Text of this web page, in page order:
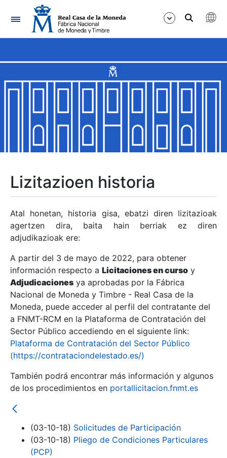
Nabigazioa
Erakutsi/Ezkutatu
Erakutsi/Ezkutatu
Erakutsi/Ezkutatu
Erakutsi/Ezkutatu
Erakutsi/Ezkutatu
Erakutsi/Ezkutatu
Erakutsi/Ezkutatu
Erakutsi/Ezkutatu
Lizitazioen historia
Atal honetan, historia gisa, ebatzi diren lizitazioak
agertzen dira, baita hain berriak ez diren
adjudikazioak ere:
A partir del 3 de mayo de 2022, para obtener
información respecto a Licitaciones en curso y
Adjudicaciones ya aprobadas por la Fábrica
Nacional de Moneda y Timbre - Real Casa de la
Moneda, puede acceder al perfil del contratante del
a FNMT-RCM en la Plataforma de Contratación del
Sector Público accediendo en el siguiente link:
Plataforma de Contratación del Sector Público
(https://contrataciondelestado.es/)
También podrá encontrar más información y algunos
de los procedimientos en portallicitacion.fnmt.es
(03-10-18) Solicitudes de Participación
(03-10-18) Pliego de Condiciones Particulares
(PCP)